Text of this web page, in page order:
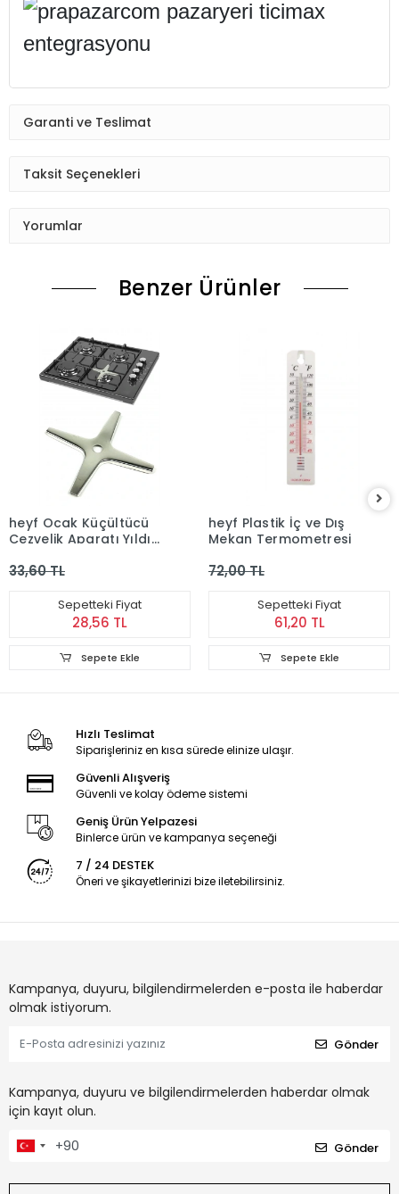
Garanti ve Teslimat
Taksit Seçenekleri
Yorumlar
Benzer Ürünler
heyf Ocak Küçültücü
Cezvelik Aparatı Yıldız
33,60 TL
Sepetteki Fiyat
28,56 TL
Sepete Ekle
heyf Plastik İç ve Dış
Mekan Termometresi
72,00 TL
Sepetteki Fiyat
61,20 TL
Sepete Ekle
Hızlı Teslimat
Siparişleriniz en kısa sürede elinize ulaşır.
Güvenli Alışveriş
Güvenli ve kolay ödeme sistemi
Geniş Ürün Yelpazesi
Binlerce ürün ve kampanya seçeneği
7 / 24 DESTEK
Öneri ve şikayetlerinizi bize iletebilirsiniz.
Kampanya, duyuru, bilgilendirmelerden e-posta ile haberdar
olmak istiyorum.
Gönder
Kampanya, duyuru ve bilgilendirmelerden haberdar olmak
için kayıt olun.
Gönder